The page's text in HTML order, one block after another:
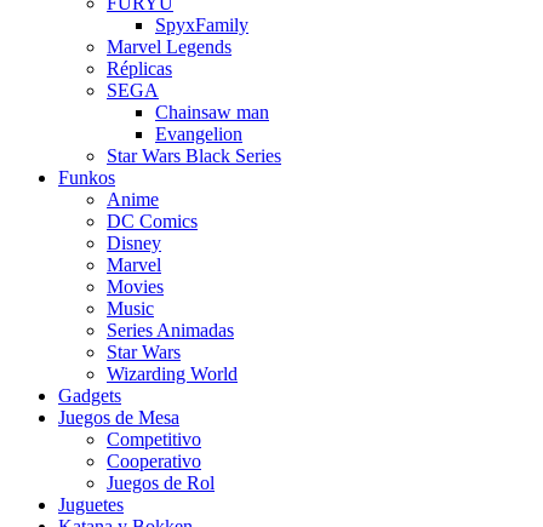
SpyxFamily
Marvel Legends
Réplicas
SEGA
Chainsaw man
Evangelion
Star Wars Black Series
Funkos
Anime
DC Comics
Disney
Marvel
Movies
Music
Series Animadas
Star Wars
Wizarding World
Gadgets
Juegos de Mesa
Competitivo
Cooperativo
Juegos de Rol
Juguetes